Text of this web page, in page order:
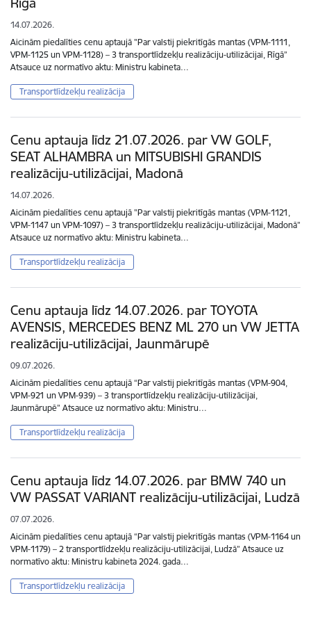
14.07.2026.
Aicinām piedalīties cenu aptaujā "Par valstij piekritīgās mantas (VPM-1111,
VPM-1125 un VPM-1128) – 3 transportlīdzekļu realizāciju-utilizācijai, Rīgā”
Atsauce uz normatīvo aktu: Ministru kabineta…
Transportlīdzekļu realizācija
Cenu aptauja līdz 21.07.2026. par VW GOLF,
SEAT ALHAMBRA un MITSUBISHI GRANDIS
realizāciju-utilizācijai, Madonā
14.07.2026.
Aicinām piedalīties cenu aptaujā "Par valstij piekritīgās mantas (VPM-1121,
VPM-1147 un VPM-1097) – 3 transportlīdzekļu realizāciju-utilizācijai, Madonā”
Atsauce uz normatīvo aktu: Ministru kabineta…
Transportlīdzekļu realizācija
Cenu aptauja līdz 14.07.2026. par TOYOTA
AVENSIS, MERCEDES BENZ ML 270 un VW JETTA
realizāciju-utilizācijai, Jaunmārupē
09.07.2026.
Aicinām piedalīties cenu aptaujā “Par valstij piekritīgās mantas (VPM-904,
VPM-921 un VPM-939) – 3 transportlīdzekļu realizāciju-utilizācijai,
Jaunmārupē” Atsauce uz normatīvo aktu: Ministru…
Transportlīdzekļu realizācija
Cenu aptauja līdz 14.07.2026. par BMW 740 un
VW PASSAT VARIANT realizāciju-utilizācijai, Ludzā
07.07.2026.
Aicinām piedalīties cenu aptaujā “Par valstij piekritīgās mantas (VPM-1164 un
VPM-1179) – 2 transportlīdzekļu realizāciju-utilizācijai, Ludzā” Atsauce uz
normatīvo aktu: Ministru kabineta 2024. gada…
Transportlīdzekļu realizācija